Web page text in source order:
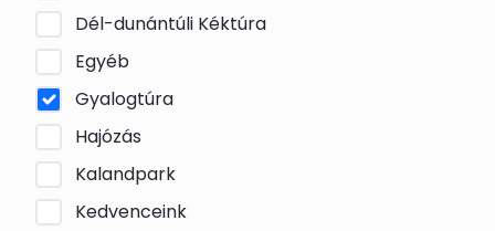
Dél-dunántúli Kéktúra
Egyéb
Gyalogtúra
Hajózás
Kalandpark
Kedvenceink